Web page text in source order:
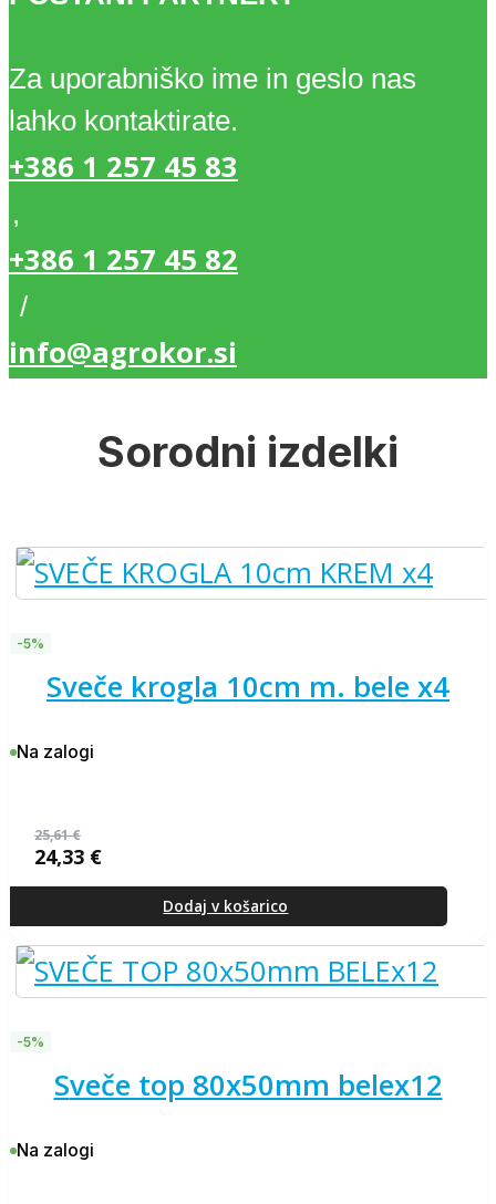
kosov
količina
Za uporabniško ime in geslo nas
lahko kontaktirate.
+386 1 257 45 83
,
+386 1 257 45 82
/
info@agrokor.si
Sorodni izdelki
-5%
sveče krogla 10cm m. bele x4
Na zalogi
25,61€
cena
25,61 €.
24,33 €
cena
Dodaj v košarico
-5%
sveče top 80x50mm belex12
Na zalogi